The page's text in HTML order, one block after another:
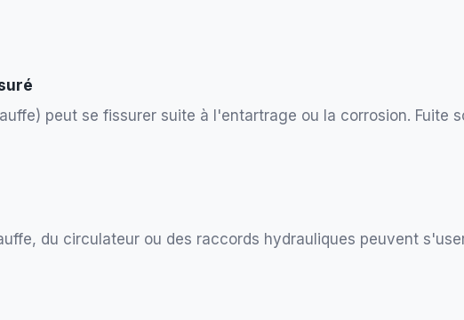
peut se fissurer suite à l'entartrage ou la corrosion. Fuite
du circulateur ou des raccords hydrauliques peuvent